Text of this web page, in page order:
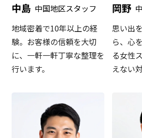
中島 中国地区スタッフ
地域密着で10年以上の経
験。お客様の信頼を大切
に、一軒一軒丁寧な整理を
行います。
岡野
思い出
ら、心
る女性
えない